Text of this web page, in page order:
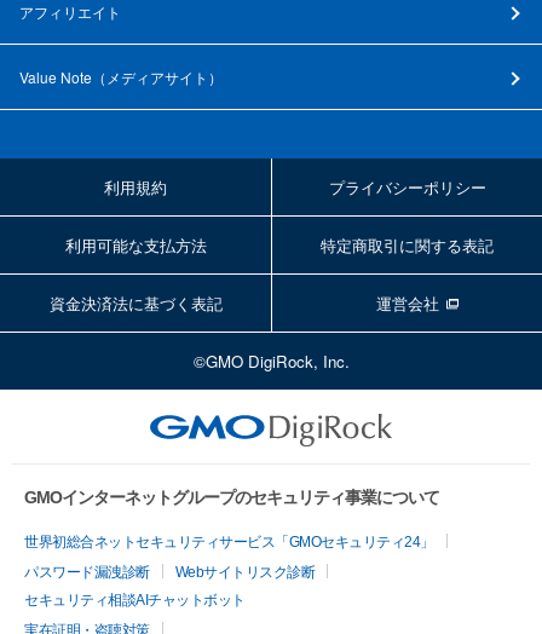
アフィリエイト
Value Note（ メディアサイト ）
利用規約 プライバシーポリシー
利用可能な支払方法 特定商取引に関する表記
資金決済法に基づく表記 運営会社
©GMO DigiRock, Inc.
GMOインターネットグループのセキュリティ事業について
世界初総合ネットセキュリティサービス「GMOセキュリティ24」
パスワード漏洩診断
Webサイトリスク診断
セキュリティ相談AIチャットボット
実在証明・盗聴対策